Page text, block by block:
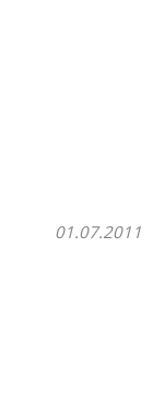
01.07.2011